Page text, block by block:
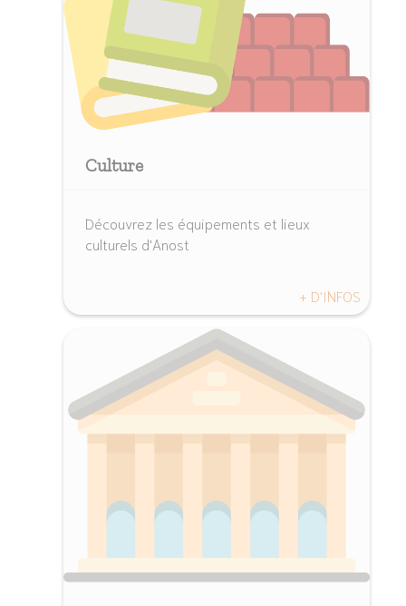
Culture
Découvrez les équipements et lieux
culturels d'Anost
+ D'INFOS